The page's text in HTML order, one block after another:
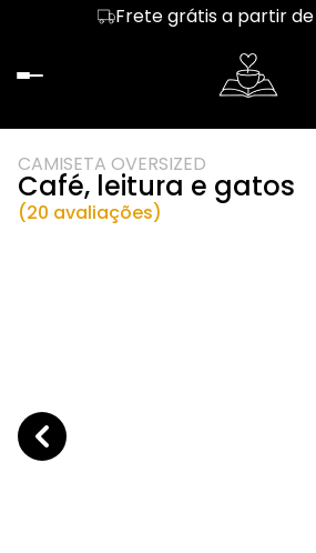
Frete grátis a partir de
CAMISETA OVERSIZED
Café, leitura e gatos
(20 avaliações)